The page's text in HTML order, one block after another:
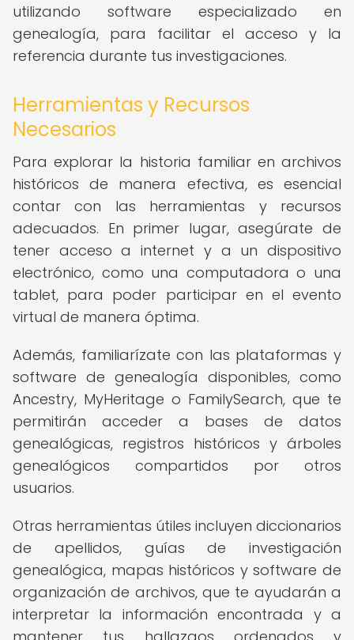
utilizando software especializado en
genealogía, para facilitar el acceso y la
referencia durante tus investigaciones.
Herramientas y Recursos
Necesarios
Para explorar la historia familiar en archivos
históricos de manera efectiva, es esencial
contar con las herramientas y recursos
adecuados. En primer lugar, asegúrate de
tener acceso a internet y a un dispositivo
electrónico, como una computadora o una
tablet, para poder participar en el evento
virtual de manera óptima.
Además, familiarízate con las plataformas y
software de genealogía disponibles, como
Ancestry, MyHeritage o FamilySearch, que te
permitirán acceder a bases de datos
genealógicas, registros históricos y árboles
genealógicos compartidos por otros
usuarios.
Otras herramientas útiles incluyen diccionarios
de apellidos, guías de investigación
genealógica, mapas históricos y software de
organización de archivos, que te ayudarán a
interpretar la información encontrada y a